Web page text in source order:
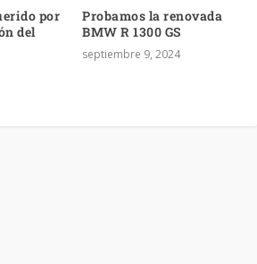
por
del
Probamos la renovada
BMW R 1300 GS
septiembre 9, 2024